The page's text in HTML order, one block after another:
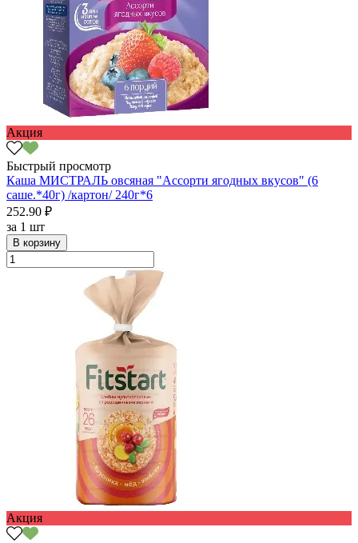
Акция
Быстрый просмотр
Каша МИСТРАЛЬ овсяная "Ассорти ягодных вкусов" (6
саше.*40г) /картон/ 240г*6
252.90 ₽
за 1 шт
В корзину
Акция